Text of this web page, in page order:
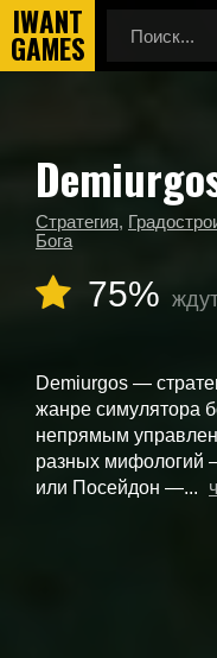
Главная
Календарь выхода игр
Demiurgos
Стратегия,
Бога
75%
Demiurgos —
жанре симулятора
непрямым
разных мифологий
или Посейдон —...